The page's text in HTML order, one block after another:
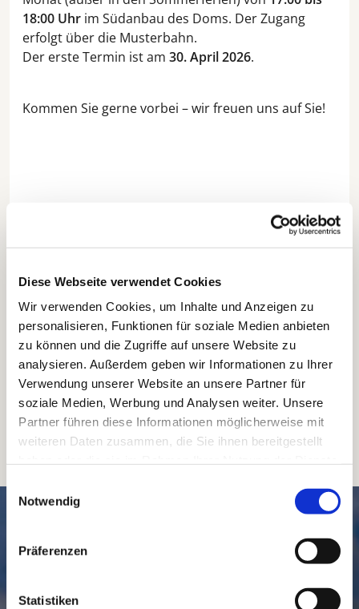
Diese Webseite verwendet Cookies
Wir verwenden Cookies, um Inhalte und Anzeigen zu
personalisieren, Funktionen für soziale Medien anbieten
zu können und die Zugriffe auf unsere Website zu
analysieren. Außerdem geben wir Informationen zu Ihrer
Verwendung unserer Website an unsere Partner für
soziale Medien, Werbung und Analysen weiter. Unsere
Partner führen diese Informationen möglicherweise mit
weiteren Daten zusammen, die Sie ihnen bereitgestellt
Einwilligungsauswahl
Notwendig
Präferenzen
Statistiken
18:00 Uhr im Südanbau des Doms. Der Zugang
erfolgt über die Musterbahn.
Der erste Termin ist am 30. April 2026.
Kommen Sie gerne vorbei – wir freuen uns auf Sie!
SCHNELL // NAVIGIERT